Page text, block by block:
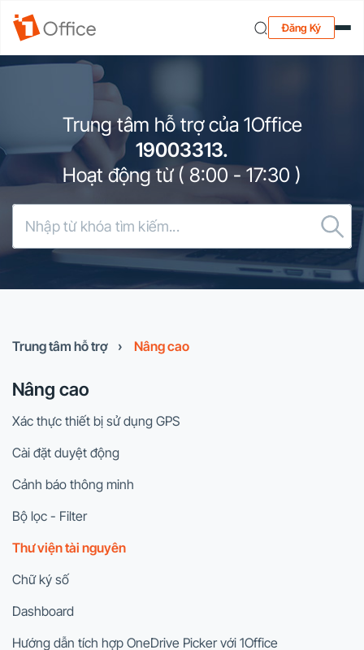
Đăng Ký
Trung tâm hỗ trợ của 1Office
19003313.
Hoạt động từ ( 8:00 - 17:30 )
Trung tâm hỗ trợ › Nâng cao
Nâng cao
Xác thực thiết bị sử dụng GPS
Cài đặt duyệt động
Cảnh báo thông minh
Bộ lọc - Filter
Thư viện tài nguyên
Chữ ký số
Dashboard
Hướng dẫn tích hợp OneDrive Picker với 1Office